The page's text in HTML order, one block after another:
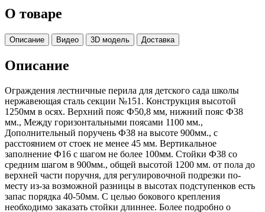
О товаре
Описание Видео 3D модель Доставка
Описание
Ограждения лестничные перила для детского сада школы
нержавеющая сталь секции №151. Конструкция высотой
1250мм в осях. Верхний пояс Ф50,8 мм, нижний пояс Ф38
мм., Между горизонтальными поясами 1100 мм.,
Дополнительный поручень Ф38 на высоте 900мм., с
расстоянием от стоек не менее 45 мм. Вертикальное
заполнение Ф16 с шагом не более 100мм. Стойки Ф38 со
средним шагом в 900мм., общей высотой 1200 мм. от пола до
верхней части поручня, для регулировочной подрезки по-
месту из-за возможной разницы в высотах подступенков есть
запас порядка 40-50мм. С целью бокового крепления
необходимо заказать стойки длиннее. Более подробно о